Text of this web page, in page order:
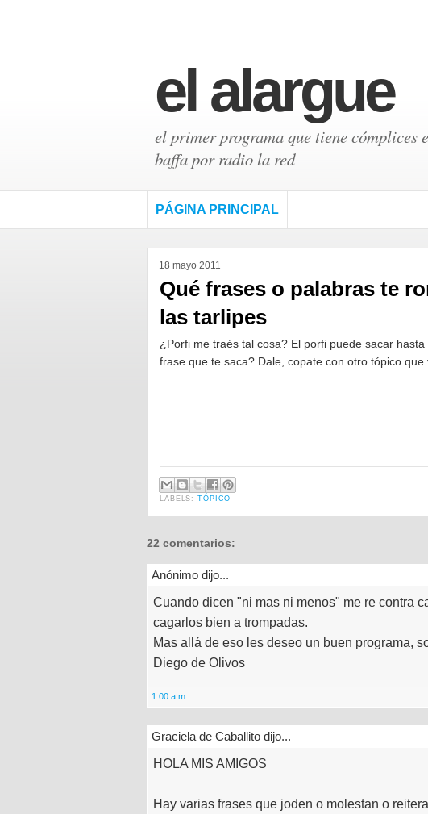
el alargue
el primer programa que tiene cómplices
baffa por radio la red
PÁGINA PRINCIPAL
18 mayo 2011
Qué frases o palabras te
las tarlipes
¿Porfi me traés tal cosa? El porfi puede sacar
frase que te saca? Dale, copate con otro tópico que
LABELS:TÓPICO
22 comentarios:
Anónimo dijo...
Cuando dicen "ni mas ni menos" me re contra
cagarlos bien a trompadas.
Mas allá de eso les deseo un buen programa,
Diego de Olivos
1:00 a.m.
Graciela de Caballito dijo...
HOLA MIS AMIGOS
Hay varias frases que joden o molestan o